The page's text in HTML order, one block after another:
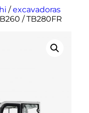
/excavadoras
/ TB280FR